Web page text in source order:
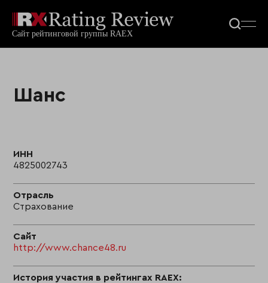
Шанс
ИНН
4825002743
Отрасль
Страхование
Сайт
http://www.chance48.ru
История участия в рейтингах RAEX: